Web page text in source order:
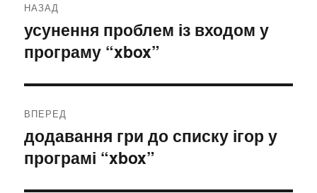
записів
НАЗАД
Попередній
запис:
усунення проблем із входом у
програму “xbox”
ВПЕРЕД
Наступний
запис:
додавання гри до списку ігор у
програмі “xbox”